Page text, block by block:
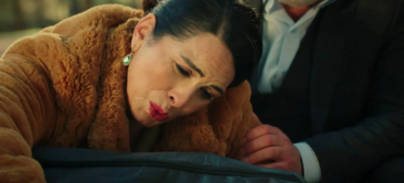
Junto a la tumba de Celil aparece una pulsera que
pertenece a Bedir y Gafur así se lo hace saber a
Kevsa.La madre de Nefise, inmediatamente,
acude a casa del padre de Zülüf para pedirle
explicaciones.
Bedir la confiesa que,
efectivamente, él fue el causante de su muerte,
pero le asegura que su intención no fue acabar
con su vida. Le explica que Celil secuestró a Emel
y que, al ir a liberarla, se produjo un forcejeo para
desarmarle y el arma se disparó